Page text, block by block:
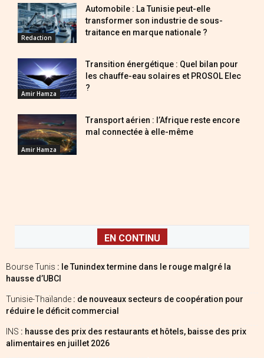
Redaction
Automobile : La Tunisie peut-elle
transformer son industrie de sous-
traitance en marque nationale ?
Amir Hamza
Transition énergétique : Quel bilan pour
les chauffe-eau solaires et PROSOL Elec
?
Amir Hamza
Transport aérien : l’Afrique reste encore
mal connectée à elle-même
EN CONTINU
Bourse Tunis : le Tunindex termine dans le rouge malgré la
hausse d’UBCI
Tunisie-Thaïlande : de nouveaux secteurs de coopération pour
réduire le déficit commercial
INS : hausse des prix des restaurants et hôtels, baisse des prix
alimentaires en juillet 2026